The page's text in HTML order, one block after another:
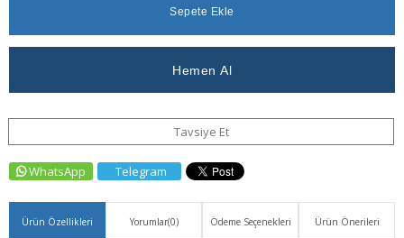
Tavsiye Et
WhatsApp Telegram
Ürün Özellikleri Yorumlar(0) Ödeme Seçenekleri Ürün Önerileri